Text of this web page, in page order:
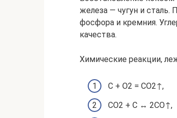
железа — чугун и
фосфора и кремния.
качества.
Химические реакции,
C + O2 = CO2↑,
CO2 + C ↔ 2CO↑,